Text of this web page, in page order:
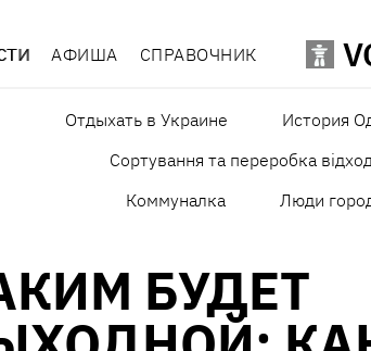
АФИША СПРАВОЧНИК
Отдыхать в Украине История
Сортування та переробка
Коммуналка
Люди
БУДЕТ